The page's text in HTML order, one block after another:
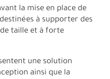
la mise en place de
à supporter des
taille et à forte
une solution
ainsi que la